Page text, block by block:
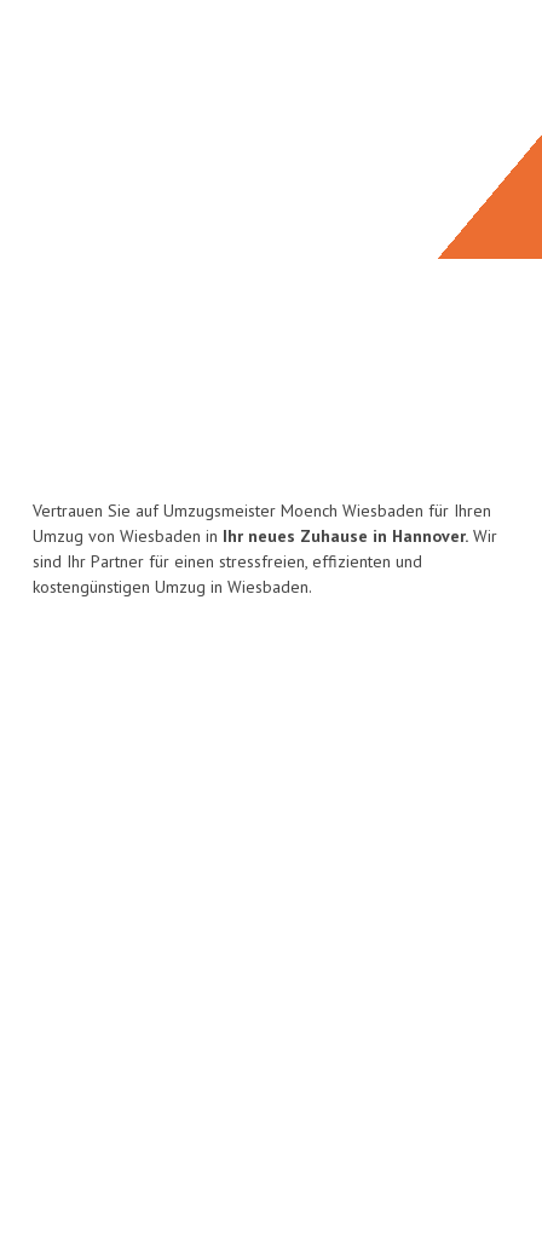
Vertrauen Sie auf Umzugsmeister Moench Wiesbaden für Ihren
Umzug von Wiesbaden in Ihr neues Zuhause in Hannover. Wir
sind Ihr Partner für einen stressfreien, effizienten und
kostengünstigen Umzug in Wiesbaden.